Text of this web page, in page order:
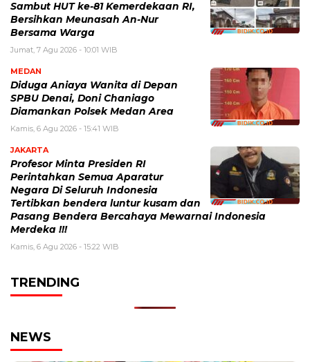
Sambut HUT ke-81 Kemerdekaan RI,
Bersihkan Meunasah An-Nur
Bersama Warga
Jumat, 7 Agu 2026 - 10:01 WIB
MEDAN
Diduga Aniaya Wanita di Depan
SPBU Denai, Doni Chaniago
Diamankan Polsek Medan Area
Kamis, 6 Agu 2026 - 15:41 WIB
JAKARTA
Profesor Minta Presiden RI
Perintahkan Semua Aparatur
Negara Di Seluruh Indonesia
Tertibkan bendera luntur kusam dan
Pasang Bendera Bercahaya Mewarnai Indonesia
Merdeka !!!
Kamis, 6 Agu 2026 - 15:22 WIB
TRENDING
NEWS